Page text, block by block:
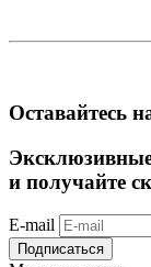
Оставайтесь
и получайте
E-mail
Подписаться